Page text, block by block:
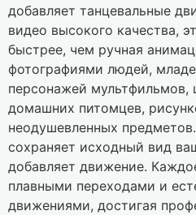
добавляет танцевальные
видео высокого качества,
быстрее, чем ручная
фотографиями людей,
персонажей мультфильмов,
домашних питомцев,
неодушевленных
сохраняет исходный вид
добавляет движение.
плавными переходами и
движениями, достигая